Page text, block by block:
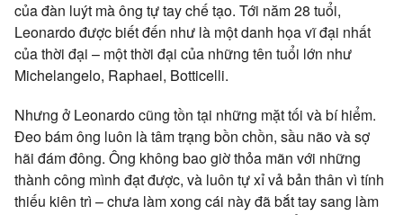
của đàn luýt mà ông tự tay chế tạo. Tới năm 28 tuổi,
Leonardo được biết đến như là một danh họa vĩ đại nhất
của thời đại – một thời đại của những tên tuổi lớn như
Michelangelo, Raphael, Botticelli.
Nhưng ở Leonardo cũng tồn tại những mặt tối và bí hiểm.
Đeo bám ông luôn là tâm trạng bồn chồn, sầu não và sợ
hãi đám đông. Ông không bao giờ thỏa mãn với những
thành công mình đạt được, và luôn tự xỉ vả bản thân vì tính
thiếu kiên trì – chưa làm xong cái này đã bắt tay sang làm